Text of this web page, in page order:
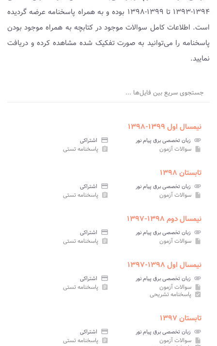
۱۳۹۴-۱۳۹۳ تا ۱۳۹۹-۱۳۹۸ بوده و به همراه پاسخنامه عرضه گردیده
است. اطلاعات کامل سوالات موجود در کتابچه به همراه موجود بودن
پاسخنامه را می‌توانید به صورت تفکیک شده مشاهده کرده و دریافت
نمایید.
جستجوی سریع بین فایل‌ها ...
نیمسال اول ۱۳۹۹-۱۳۹۸
attachment زبان تخصصی برق پیام نور credit_card اشتراکی
insert_drive_file سوالات آزمون assignment پاسخنامه تستی
تابستان ۱۳۹۸
attachment زبان تخصصی برق پیام نور credit_card اشتراکی
insert_drive_file سوالات آزمون assignment پاسخنامه تستی
نیمسال دوم ۱۳۹۸-۱۳۹۷
attachment زبان تخصصی برق پیام نور credit_card اشتراکی
insert_drive_file سوالات آزمون assignment پاسخنامه تستی
نیمسال اول ۱۳۹۸-۱۳۹۷
attachment زبان تخصصی برق پیام نور credit_card اشتراکی
insert_drive_file سوالات آزمون assignment پاسخنامه تستی
assignment_turned_in پاسخنامه تشریحی
تابستان ۱۳۹۷
attachment زبان تخصصی برق پیام نور credit_card اشتراکی
insert_drive_file سوالات آزمون assignment پاسخنامه تستی